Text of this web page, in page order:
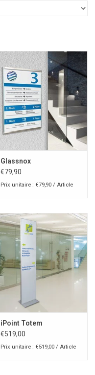
Glassnox
€79,90
Prix unitaire : €79,90 / Article
iPoint Totem
€519,00
Prix unitaire : €519,00 / Article